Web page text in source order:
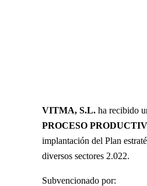
VITMA, S.L. ha recibido
PROCESO
implantación del Plan
diversos sectores 2.022.
Subvencionado por: